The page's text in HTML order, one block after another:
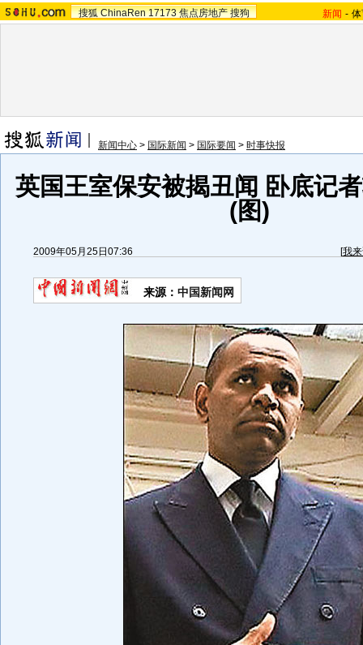
搜狐 ChinaRen 17173 焦点房地产 搜狗 新闻 -
新闻中心 > 国际新闻 > 国际要闻 > 时事快报
英国王室保安被揭丑闻 卧底记
(图)
2009年05月25日07:36 [我
来源： 中国新闻网